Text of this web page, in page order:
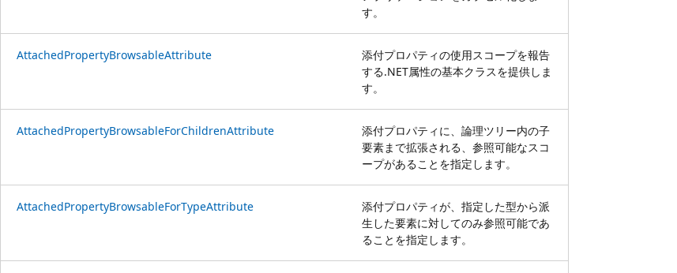
す。
AttachedPropertyBrowsableAttribute
添付プロパティの使用スコープを報告
する.NET属性の基本クラスを提供しま
す。
AttachedPropertyBrowsableForChildrenAttribute
添付プロパティに、論理ツリー内の子
要素まで拡張される、参照可能なスコ
ープがあることを指定します。
AttachedPropertyBrowsableForTypeAttribute
添付プロパティが、指定した型から派
生した要素に対してのみ参照可能であ
ることを指定します。